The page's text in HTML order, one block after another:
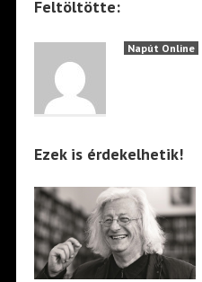
Feltöltötte:
Napút Online
Ezek is érdekelhetik!